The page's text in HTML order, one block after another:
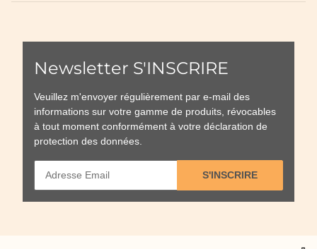
Newsletter S'INSCRIRE
Veuillez m'envoyer régulièrement par e-mail des
informations sur votre gamme de produits, révocables
à tout moment conformément à votre déclaration de
protection des données
S'INSCRIRE